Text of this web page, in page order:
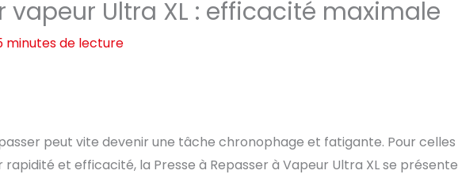
vapeur Ultra XL : efficacité maximale
minutes de lecture
peut vite devenir une tâche chronophage et fatigante. Pour celles
et efficacité, la Presse à Repasser à Vapeur Ultra XL se présente